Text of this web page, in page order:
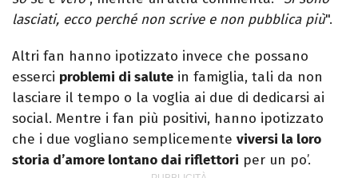
lasciati, ecco perché non scrive e non pubblica più".
Altri fan hanno ipotizzato invece che possano
esserci problemi di salute in famiglia, tali da non
lasciare il tempo o la voglia ai due di dedicarsi ai
social. Mentre i fan più positivi, hanno ipotizzato
che i due vogliano semplicemente viversi la loro
storia d’amore lontano dai riflettori per un po’.